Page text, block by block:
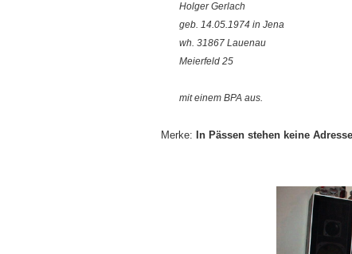
Holger Gerlach
geb. 14.05.1974 in Jena
wh. 31867 Lauenau
Meierfeld 25
mit einem BPA aus.
Merke: In Pässen stehen keine